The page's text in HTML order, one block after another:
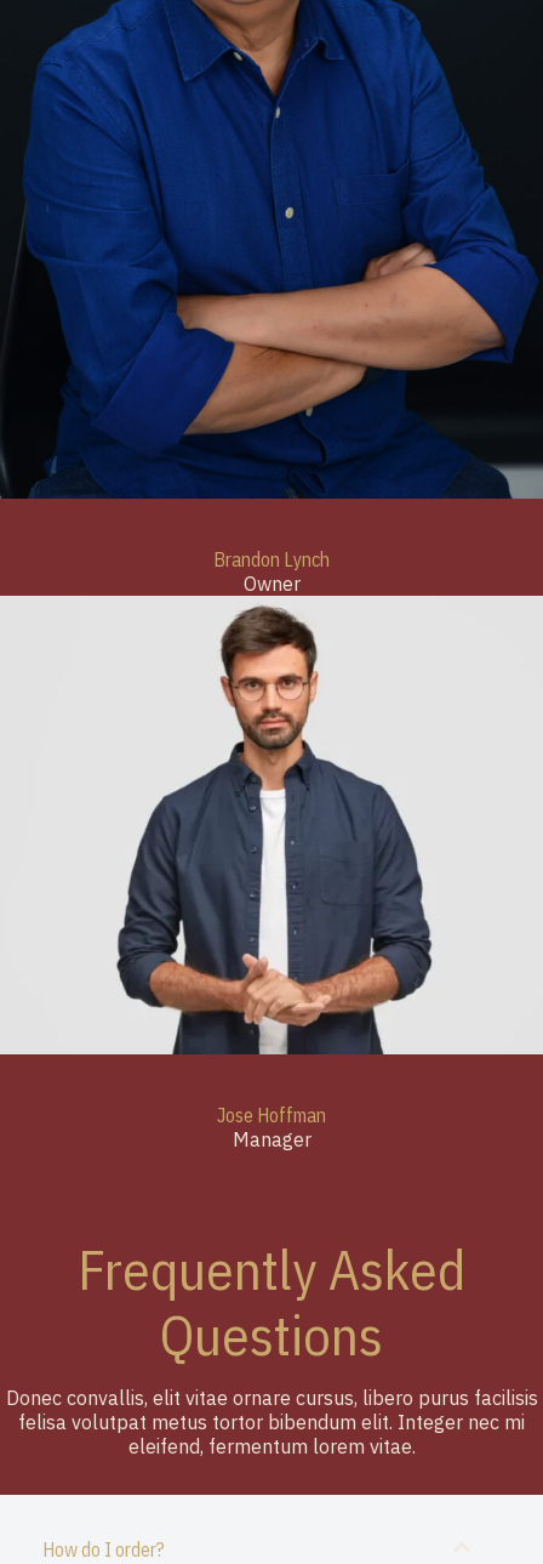
Brandon Lynch
Owner
Jose Hoffman
Manager
Frequently Asked
Questions
Donec convallis, elit vitae ornare cursus, libero purus facilisis
felisa volutpat metus tortor bibendum elit. Integer nec mi
eleifend, fermentum lorem vitae.
How do I order?